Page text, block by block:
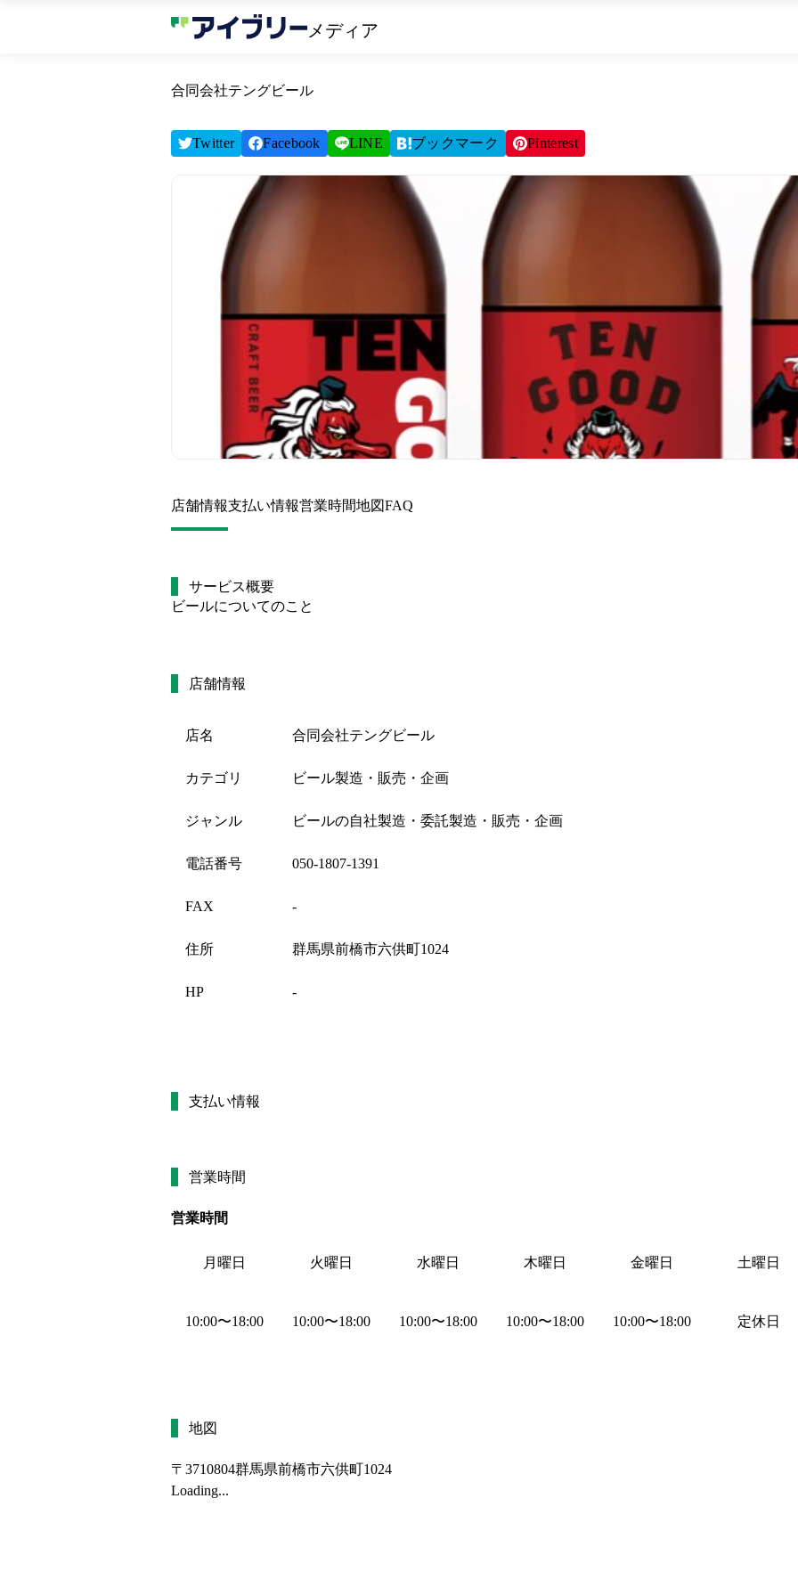
メディア
合同会社テングビール
Twitter Facebook LINE ブックマーク Pinterest
店舗情報支払い情報営業時間地図FAQ
サービス概要
ビールについてのこと
店舗情報
店名 合同会社テングビール
カテゴリ ビール製造・販売・企画
ジャンル ビールの自社製造・委託製造・販売・企画
電話番号 050-1807-1391
FAX -
住所 群馬県前橋市六供町1024
HP -
支払い情報
営業時間
営業時間
月曜日 火曜日 水曜日 木曜日 金曜日 土曜日
10:00〜18:00 10:00〜18:00 10:00〜18:00 10:00〜18:00 10:00〜18:00 定休日
地図
〒3710804群馬県前橋市六供町1024
Loading...